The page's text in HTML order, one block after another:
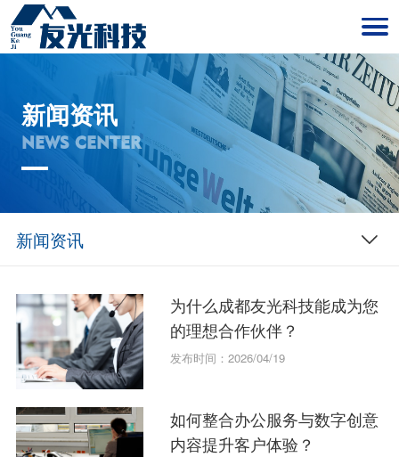
新闻资讯
NEWS CENTER
新闻资讯
为什么成都友光科技能成为您
的理想合作伙伴？
发布时间：2026/04/19
如何整合办公服务与数字创意
内容提升客户体验？